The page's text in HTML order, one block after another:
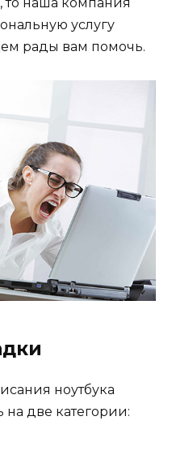
то наша компания
услугу
рады вам помочь.
ноутбука
на две категории: